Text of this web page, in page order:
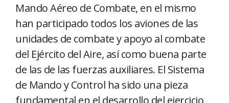
Mando Aéreo de Combate, en el mismo
han participado todos los aviones de las
unidades de combate y apoyo al combate
del Ejército del Aire, así como buena parte
de las de las fuerzas auxiliares. El Sistema
de Mando y Control ha sido una pieza
fundamental en el desarrollo del ejercicio,